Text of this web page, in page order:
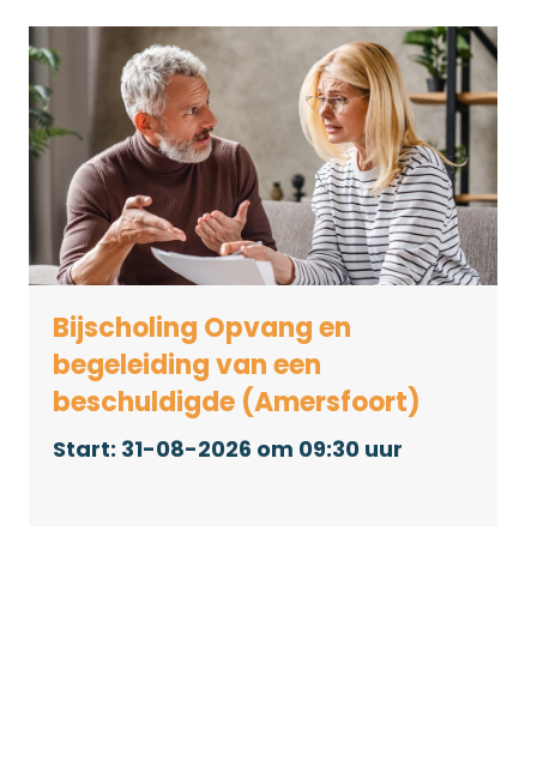
Bijscholing Opvang en
begeleiding van een
beschuldigde (Amersfoort)
31-08-2026 om 09:30